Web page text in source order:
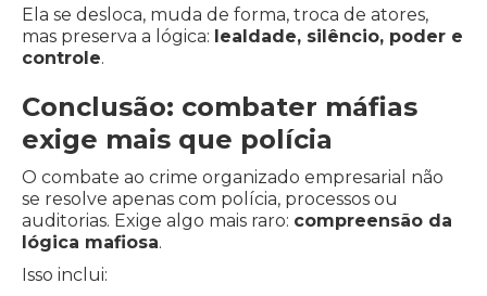
Ela se desloca, muda de forma, troca de atores,
mas preserva a lógica: lealdade, silêncio, poder e
controle.
Conclusão: combater máfias
exige mais que polícia
O combate ao crime organizado empresarial não
se resolve apenas com polícia, processos ou
auditorias. Exige algo mais raro: compreensão da
lógica mafiosa.
Isso inclui: